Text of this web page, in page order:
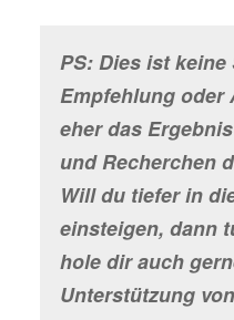
PS: Dies ist
Empfehlung oder
eher das
und Recherchen
Will du tiefer in
einsteigen, dann
hole dir auch
Unterstützung